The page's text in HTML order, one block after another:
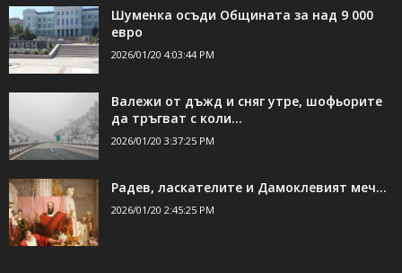
Шуменка осъди Общината за над 9 000
евро
2026/01/20 4:03:44 PM
Валежи от дъжд и сняг утре, шофьорите
да тръгват с коли...
2026/01/20 3:37:25 PM
Радев, ласкателите и Дамоклевият меч…
2026/01/20 2:45:25 PM